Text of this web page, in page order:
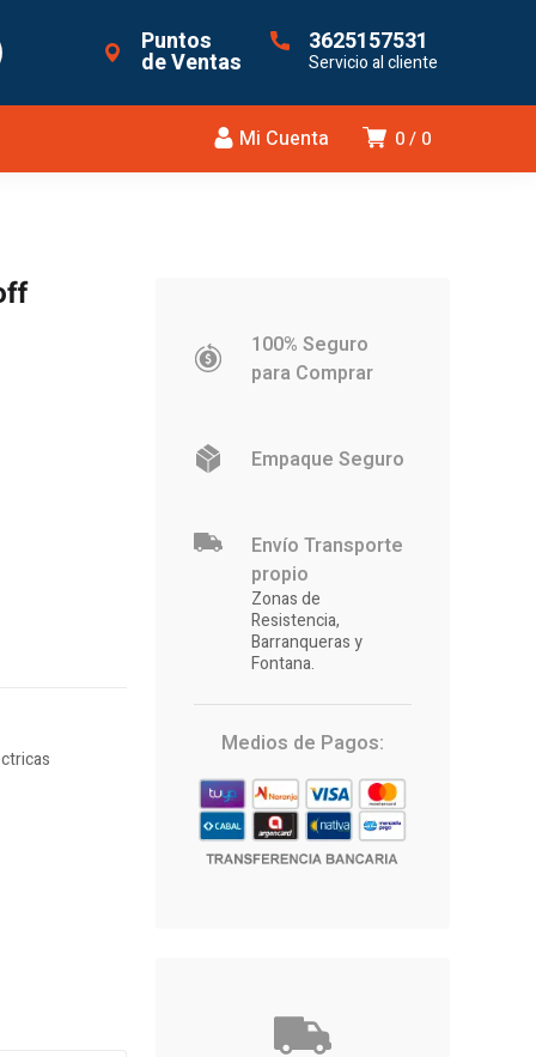
Puntos
de Ventas
3625157531
Servicio al cliente
0 0
Mi Cuenta
100% Seguro
para Comprar
Empaque Seguro
Envío Transporte
propio
Zonas de
Resistencia,
Barranqueras y
Fontana.
Medios de Pagos: